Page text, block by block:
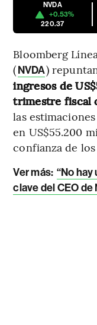
NVDA
+0.53%
220.37
Bloomberg
(NVDA)
ingresos de
trimestre fiscal
las
en US$55.200
confianza de los
Ver más: “No hay
clave del CEO